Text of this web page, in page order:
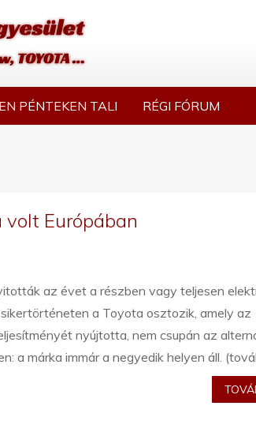
PÉNTEKEN TALI RÉGI FÓRUM
Európában
az évet a részben vagy teljesen
a Toyota osztozik, amely az
nyújtotta, nem csupán az
a márka immár a negyedik helyen áll.